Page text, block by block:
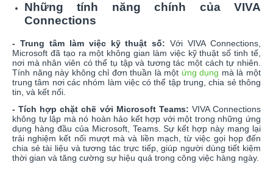
Những tính năng chính của VIVA
Connections
- Trung tâm làm việc kỹ thuật số:Với VIVA Connections,
Microsoft đã tạo ra một không gian làm việc kỹ thuật số tinh tế,
nơi mà nhân viên có thể tụ tập và tương tác một cách tự nhiên.
Tính năng này không chỉ đơn thuần là một ứng dụng mà là một
trung tâm nơi các nhóm làm việc có thể tập trung, chia sẻ thông
tin, và kết nối.
- Tích hợp chặt chẽ với Microsoft Teams: VIVA Connections
không tự lập mà nó hoàn hảo kết hợp với một trong những ứng
dụng hàng đầu của Microsoft, Teams. Sự kết hợp này mang lại
trải nghiệm kết nối mượt mà và liền mạch, từ việc gọi họp đến
chia sẻ tài liệu và tương tác trực tiếp, giúp người dùng tiết kiệm
thời gian và tăng cường sự hiệu quả trong công việc hàng ngày.